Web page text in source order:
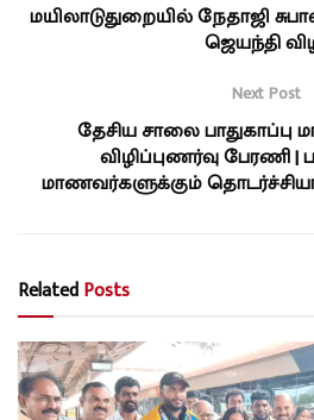
மயிலாடுதுறையில் நேதாஜி
ஜெயந்தி
Next Post
தேசிய சாலை பாதுகாப்பு
விழிப்புணர்வு பேரணி |
மாணவர்களுக்கும்
RelatedPosts